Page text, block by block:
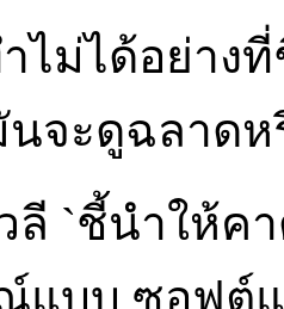
ไม่ได้อย่าง
นจะดูฉลาด
ลี `ชี้นำให้ค
แบบ ซอฟต์